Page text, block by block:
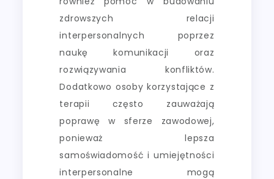
zdrowszych relacji
interpersonalnych poprzez
naukę komunikacji oraz
rozwiązywania konfliktów.
Dodatkowo osoby korzystające z
terapii często zauważają
poprawę w sferze zawodowej,
ponieważ lepsza
samoświadomość i umiejętności
interpersonalne mogą